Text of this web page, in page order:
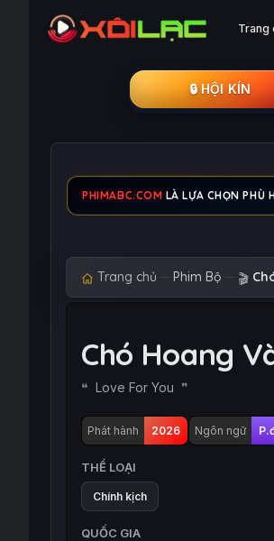
Trang
🔒︎ HỘI KÍN
PHIMABC.COM LÀ LỰA CHỌN PHÙ
Trang chủ Phim Bộ 🎬
Chó Hoang
Love For You
Phát hành 2026 Ngôn ngữ
THỂ LOẠI
Chính kịch
QUỐC GIA